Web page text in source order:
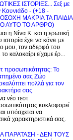
ΙΣΤΟΡΙΕΣ... Σεξ με
Kουνιάδο - (+18 -
ΜΑΚΡΙΑ ΤΑ ΠΑΙΔΙΑ
ΑΥΤΟ ΤΟ ΑΡΘΡΟ)
η Νίνα Κ. και η ερωτική
ιστορία έχει να κάνει με
μου, τον αδερφό του
καλοκαίρι είχαμε έρ...
προσωπικότητας: Το
σας Zώο
πολλά για τον
σας
νέο τεστ
κυκλοφορεί
υπόσχεται να
χαρακτηριστικά σας.
ΠΑΡΑΤΑΣΗ - ΔΕΝ ΤΟΥΣ